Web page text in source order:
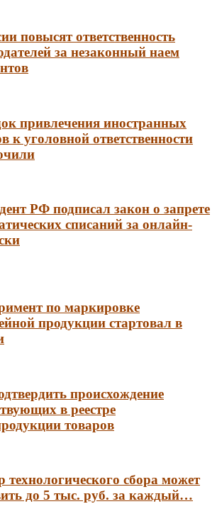
повысят ответственность
за незаконный наем
привлечения иностранных
к уголовной ответственности
РФ подписал закон о запрете
списаний за онлайн-
по маркировке
продукции стартовал в
происхождение
в реестре
товаров
технологического сбора может
до 5 тыс. руб. за каждый…